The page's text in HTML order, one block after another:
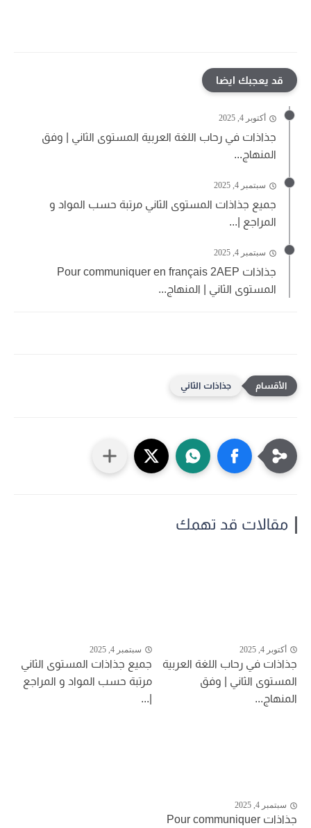
قد يعجبك ايضا
أكتوبر 4, 2025
جذاذات في رحاب اللغة العربية المستوى الثاني | وفق
المنهاج...
سبتمبر 4, 2025
جميع جذاذات المستوى الثاني مرتبة حسب المواد و
المراجع |...
سبتمبر 4, 2025
جذاذات Pour communiquer en français 2AEP
المستوى الثاني | المنهاج...
جذاذات الثاني
مقالات قد تهمك
أكتوبر 4, 2025
جذاذات في رحاب اللغة العربية
المستوى الثاني | وفق
المنهاج...
سبتمبر 4, 2025
جميع جذاذات المستوى الثاني
مرتبة حسب المواد و المراجع
|...
سبتمبر 4, 2025
جذاذات Pour communiquer